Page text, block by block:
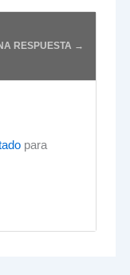
RESPUESTA →
para